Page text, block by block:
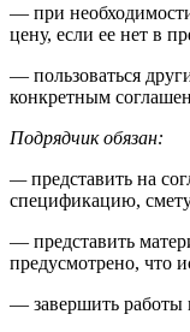
— при
цену, если ее нет в
— пользоваться
конкретным
Подрядчик обязан:
—представить на
спецификацию,
— представить
предусмотрено, что
— завершить работы